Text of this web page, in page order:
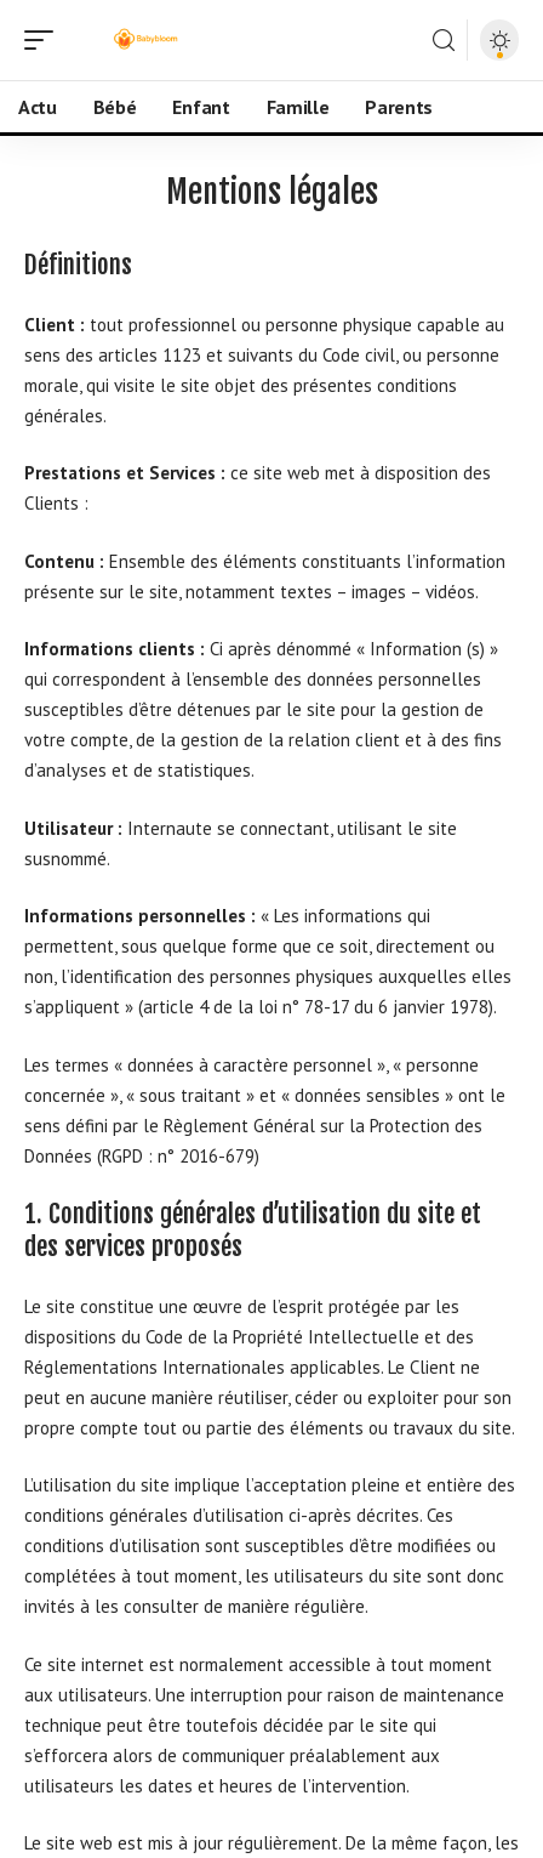
Actu Bébé Enfant Famille Parents
Mentions légales
Définitions
Client : tout professionnel ou personne physique capable au
sens des articles 1123 et suivants du Code civil, ou personne
morale, qui visite le site objet des présentes conditions
générales.
Prestations et Services : ce site web met à disposition des
Clients :
Contenu : Ensemble des éléments constituants l’information
présente sur le site, notamment textes – images – vidéos.
Informations clients : Ci après dénommé « Information (s) »
qui correspondent à l’ensemble des données personnelles
susceptibles d’être détenues par le site pour la gestion de
votre compte, de la gestion de la relation client et à des fins
d’analyses et de statistiques.
Utilisateur : Internaute se connectant, utilisant le site
susnommé.
Informations personnelles : « Les informations qui
permettent, sous quelque forme que ce soit, directement ou
non, l’identification des personnes physiques auxquelles elles
s’appliquent » (article 4 de la loi n° 78-17 du 6 janvier 1978).
Les termes « données à caractère personnel », « personne
concernée », « sous traitant » et « données sensibles » ont le
sens défini par le Règlement Général sur la Protection des
Données (RGPD : n° 2016-679)
1. Conditions générales d’utilisation du site et
des services proposés
Le site constitue une œuvre de l’esprit protégée par les
dispositions du Code de la Propriété Intellectuelle et des
Réglementations Internationales applicables. Le Client ne
peut en aucune manière réutiliser, céder ou exploiter pour son
propre compte tout ou partie des éléments ou travaux du site.
L’utilisation du site implique l’acceptation pleine et entière des
conditions générales d’utilisation ci-après décrites. Ces
conditions d’utilisation sont susceptibles d’être modifiées ou
complétées à tout moment, les utilisateurs du site sont donc
invités à les consulter de manière régulière.
Ce site internet est normalement accessible à tout moment
aux utilisateurs. Une interruption pour raison de maintenance
technique peut être toutefois décidée par le site qui
s’efforcera alors de communiquer préalablement aux
utilisateurs les dates et heures de l’intervention.
Le site web est mis à jour régulièrement. De la même façon, les